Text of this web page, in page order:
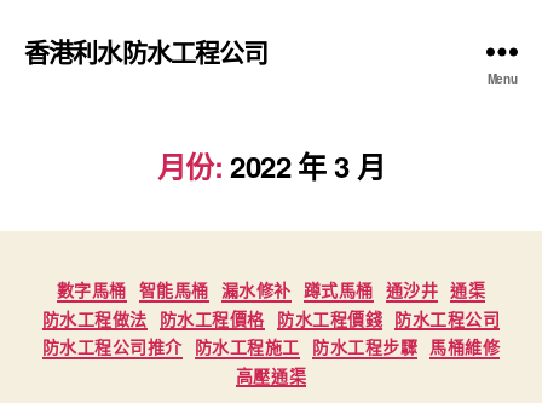
香港利水防水工程公司
Menu
月份: 2022 年 3 月
Categories
數字馬桶 智能馬桶 漏水修补 蹲式馬桶 通沙井 通渠
防水工程做法 防水工程價格 防水工程價錢 防水工程公司
防水工程公司推介 防水工程施工 防水工程步驟 馬桶維修
高壓通渠